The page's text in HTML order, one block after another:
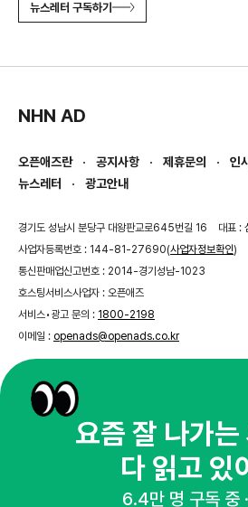
뉴스레터 구독하기
NHN AD
오픈애즈란 공지사항 제휴문의
인
뉴스레터
광고안내
경기도 성남시 분당구 대왕판교로645번길 16
대표 :
사업자등록번호 : 144-81-27690(사업자정보확인)
통신판매업신고번호 : 2014-경기성남-1023
호스팅서비스사업자 : 오픈애즈
서비스•광고 문의 : 1800-2198
이메일 : openads@openads.co.kr
이용약관개인정보처리방침
threadkakaotalk
© NHN AD. All rights reserved.
요즘 잘 나가는
다 읽고 있
6.4만 명 구독 중